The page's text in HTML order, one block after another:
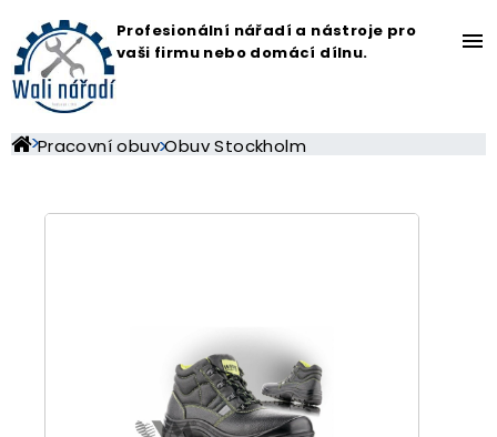
Profesionální nářadí a nástroje pro
vaši firmu nebo domácí dílnu.
Pracovní obuv Obuv Stockholm
menu